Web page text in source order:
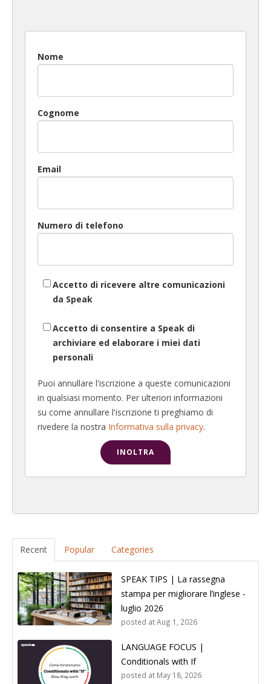
Nome
Cognome
Email
Numero di telefono
Accetto di ricevere altre comunicazioni
da Speak
Accetto di consentire a Speak di
archiviare ed elaborare i miei dati
personali
Puoi annullare l'iscrizione a queste comunicazioni
in qualsiasi momento. Per ulteriori informazioni
su come annullare l'iscrizione ti preghiamo di
rivedere la nostra Informativa sulla privacy.
Recent Popular Categories
SPEAK TIPS | La rassegna
stampa per migliorare l’inglese -
luglio 2026
posted atAug 1, 2026
LANGUAGE FOCUS |
Conditionals with If
posted at May 18, 2026